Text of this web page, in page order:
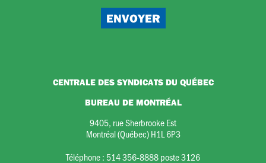
CENTRALE DES SYNDICATS DU QUÉBEC
BUREAU DE MONTRÉAL
9405, rue Sherbrooke Est
Montréal (Québec) H1L 6P3
Téléphone : 514 356-8888 poste 3126